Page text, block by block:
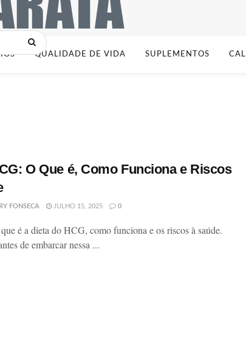
QUALIDADE DE VIDA SUPLEMENTOS
O Que é, Como Funciona e Riscos
FONSECA JULHO 15, 2025 0
é a dieta do HCG, como funciona e os riscos à saúde.
de embarcar nessa ...